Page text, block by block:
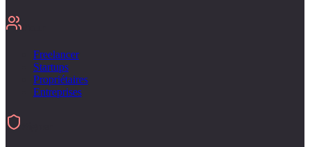
Freelancer
Startups
Propriétaires
Entreprises